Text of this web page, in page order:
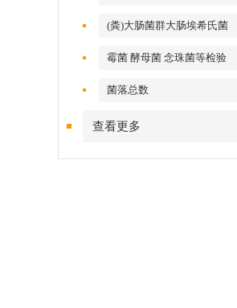
(粪)大肠菌群大肠埃希氏菌
霉菌 酵母菌 念珠菌等检验
菌落总数
查看更多